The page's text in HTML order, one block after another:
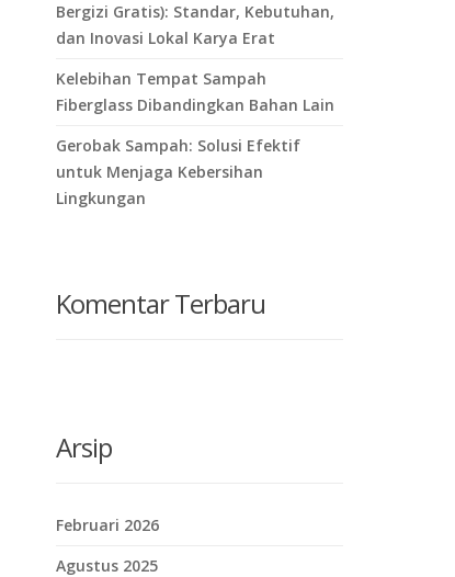
Bergizi Gratis): Standar, Kebutuhan,
dan Inovasi Lokal Karya Erat
Kelebihan Tempat Sampah
Fiberglass Dibandingkan Bahan Lain
Gerobak Sampah: Solusi Efektif
untuk Menjaga Kebersihan
Lingkungan
Komentar Terbaru
Arsip
Februari 2026
Agustus 2025